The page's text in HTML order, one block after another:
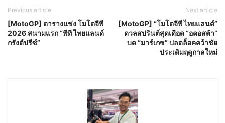
Previous article
[MotoGP] ตารางแข่ง โมโตจีพี
2026 สนามแรก “พีที ไทยแลนด์
กรังด์ปรีซ์”
Next article
[MotoGP] “โมโตจีพี ไทยแลนด์”
ดวลสปรินต์สุดเดือด “อคอสต้า”
บด “มาร์เกซ” ปลดล็อคคว้าชัย
ประเดิมฤดูกาลใหม่